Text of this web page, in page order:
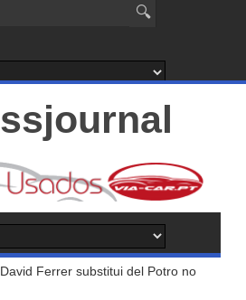
David Ferrer substitui del Potro no